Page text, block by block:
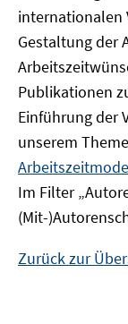
internationalen
Gestaltung der
Publikationen
Einführung der
unserem
Im Filter
(Mit-
Zurück zur